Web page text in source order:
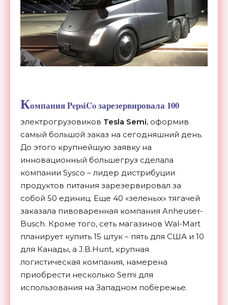
Компания PepsiCo зарезервировала 100
электрогрузовиков Tesla Semi, оформив
самый большой заказ на сегодняшний день.
До этого крупнейшую заявку на
инновационный большегруз сделала
компании Sysco – лидер дистрибуции
продуктов питания зарезервировал за
собой 50 единиц. Еще 40 «зеленых» тягачей
заказала пивоваренная компания Anheuser-
Busch. Кроме того, сеть магазинов Wal-Mart
планирует купить 15 штук – пять для США и 10
для Канады, а J.B.Hunt, крупная
логистическая компания, намерена
приобрести несколько Semi для
использования на Западном побережье.